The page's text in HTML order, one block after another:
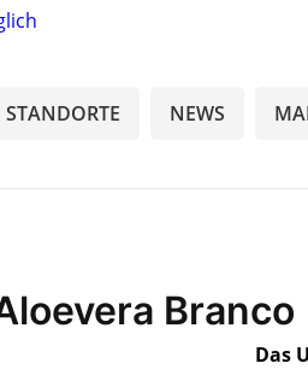
STANDORTE NEWS
Branco
Das